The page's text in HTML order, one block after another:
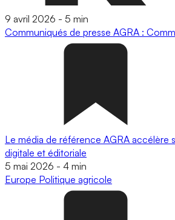
9 avril 2026 - 5 min
Communiqués de presse AGRA :
Le média de référence AGRA accélère
digitale et éditoriale
5 mai 2026 - 4 min
Europe Politique agricole